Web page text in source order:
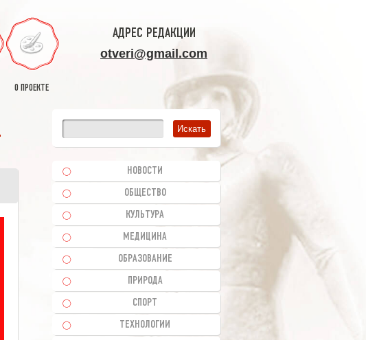
О ПРОЕКТЕ
АДРЕС РЕДАКЦИИ
otveri@gmail.com
НОВОСТИ
ОБЩЕСТВО
КУЛЬТУРА
МЕДИЦИНА
ОБРАЗОВАНИЕ
ПРИРОДА
СПОРТ
ТЕХНОЛОГИИ